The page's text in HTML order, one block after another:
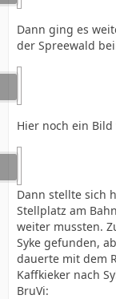
Dann ging es
der Spreewald
Hier noch ein
Dann stellte sich
Stellplatz am
weiter mussten.
Syke gefunden,
dauerte mit dem
Kaffkieker nach
BruVi: